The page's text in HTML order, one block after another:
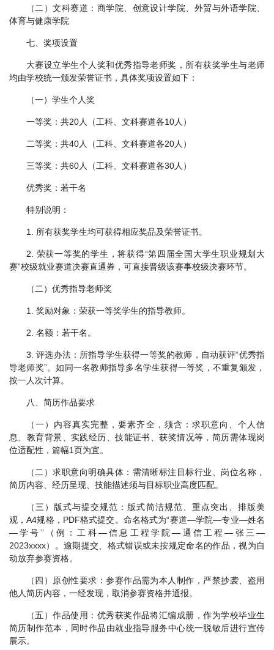
（二）文科赛道：商学院、创意设计学院、外贸与外语学院、
体育与健康学院
七、奖项设置
大赛设立学生个人奖和优秀指导老师奖，所有获奖学生与老师
均由学校统一颁发荣誉证书，具体奖项设置如下：
（一）学生个人奖
一等奖：共20人（工科、文科赛道各10人）
二等奖：共40人（工科、文科赛道各20人）
三等奖：共60人（工科、文科赛道各30人）
优秀奖：若干名
特别说明：
1. 所有获奖学生均可获得相应奖品及荣誉证书。
2. 荣获一等奖的学生，将获得“第四届全国大学生职业规划大
赛”校级就业赛道决赛直通券，可直接晋级该赛事校级决赛环节。
（二）优秀指导老师奖
1. 奖励对象：荣获一等奖学生的指导教师。
2. 名额：若干名。
3. 评选办法：所指导学生获得一等奖的教师，自动获评“优秀指
导老师奖”。如同一名教师指导多名学生获得一等奖，不重复颁发，
按一人次计算。
八、简历作品要求
（一）内容真实完整，要素齐全，须含：求职意向、个人信
息、教育背景、实践经历、技能证书、获奖情况等，简历需体现岗
位适配性，篇幅1页为宜。
（二）求职意向明确具体：需清晰标注目标行业、岗位名称，
简历内容、经历呈现、技能描述须与目标职业高度匹配。
（三）版式与提交规范：版式简洁规范、重点突出、排版美
观，A4规格，PDF格式提交。命名格式为“赛道—学院—专业—姓名
—学号”（例：工科—信息工程学院—通信工程—张三—
2023xxxx）。逾期提交、格式错误或未按规定命名的作品，视为自
动放弃参赛资格。
（四）原创性要求：参赛作品需为本人制作，严禁抄袭、盗用
他人简历内容，一经发现，取消参赛资格并通报。
（五）作品使用：优秀获奖作品将汇编成册，作为学校毕业生
简历制作范本，同时作品由就业指导服务中心统一脱敏后进行宣传
展示。